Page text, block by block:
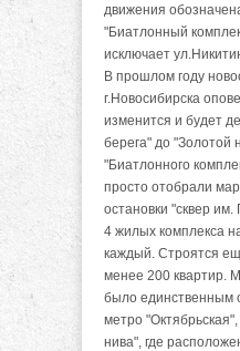
движения
"Биатлонный
исключает
В прошлом году
г.Новосибирска
изменится и будет
берега" до "Золотой
"Биатлонного
просто отобрали
остановки "сквер
4 жилых комплекса
каждый. Строятся
менее 200 квартир.
было единственным
метро
нива", где